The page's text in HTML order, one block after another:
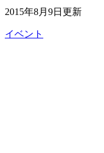
2015年8月9日更新
イベント